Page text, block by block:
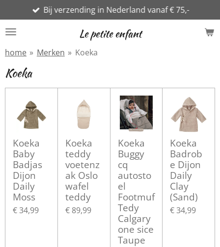
direct
naar
hoofdinhoud
Le petite enfant
Bij verzending in Nederland vanaf € 75,-
home » Merken » Koeka
Koeka
Koeka
Baby
Badjas
Dijon
Daily
Moss
€ 34,99
Koeka
teddy
voetenz
ak Oslo
wafel
teddy
€ 89,99
Koeka
Buggy
cq
autosto
el
Footmuf
Tedy
Calgary
one sice
Taupe
Koeka
Badrob
e Dijon
Daily
Clay
(Sand)
€ 34,99